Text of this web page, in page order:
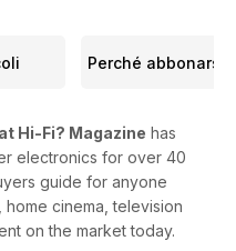
Perché abbonarsi
Hi-Fi? Magazine has
electronics for over 40
guide for anyone
cinema, television
on the market today.